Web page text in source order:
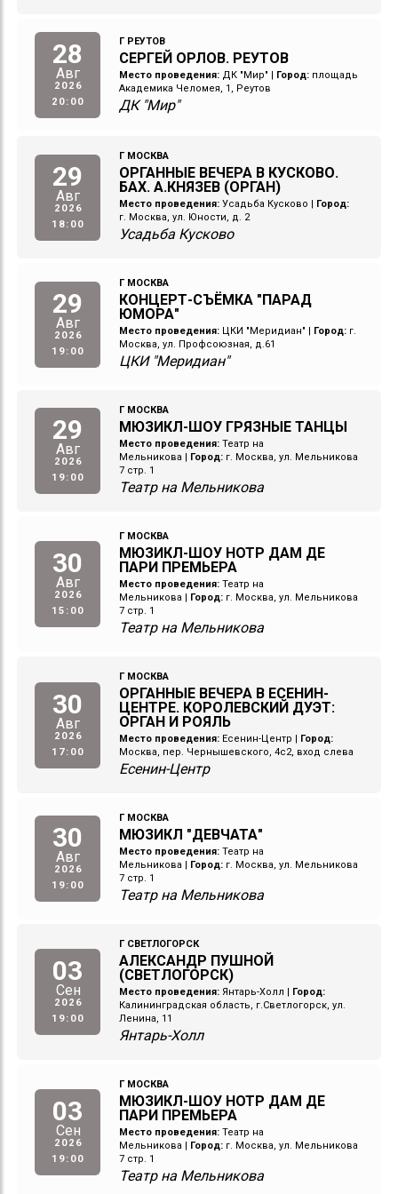
28
Авг
2026
20:00
Г РЕУТОВ
СЕРГЕЙ ОРЛОВ. РЕУТОВ
Место проведения: ДК "Мир" | Город: площадь
Академика Челомея, 1, Реутов
ДК "Мир"
29
Авг
2026
18:00
Г МОСКВА
ОРГАННЫЕ ВЕЧЕРА В КУСКОВО.
БАХ. А.КНЯЗЕВ (ОРГАН)
Место проведения: Усадьба Кусково
Город:
г. Москва, ул. Юности, д. 2
Усадьба Кусково
29
Авг
2026
19:00
Г МОСКВА
КОНЦЕРТ-СЪЁМКА "ПАРАД
ЮМОРА"
Место проведения: ЦКИ "Меридиан" Город: г.
Москва, ул. Профсоюзная, д.61
ЦКИ "Меридиан"
29
Авг
2026
19:00
Г МОСКВА
МЮЗИКЛ-ШОУ ГРЯЗНЫЕ ТАНЦЫ
Место проведения: Театр на
Мельникова
Город: г. Москва, ул. Мельникова
7 стр. 1
Театр на Мельникова
30
Авг
2026
15:00
Г МОСКВА
МЮЗИКЛ-ШОУ НОТР ДАМ ДЕ
ПАРИ ПРЕМЬЕРА
Место проведения: Театр на
Мельникова
Город: г. Москва, ул. Мельникова
7 стр. 1
Театр на Мельникова
30
Авг
2026
17:00
Г МОСКВА
ОРГАННЫЕ ВЕЧЕРА В ЕСЕНИН-
ЦЕНТРЕ. КОРОЛЕВСКИЙ ДУЭТ:
ОРГАН И РОЯЛЬ
Место проведения: Есенин-Центр
Город:
Москва, пер. Чернышевского, 4с2, вход слева
Есенин-Центр
30
Авг
2026
19:00
Г МОСКВА
МЮЗИКЛ "ДЕВЧАТА"
Место проведения: Театр на
Мельникова
Город: г. Москва, ул. Мельникова
7 стр. 1
Театр на Мельникова
03
Сен
2026
19:00
Г СВЕТЛОГОРСК
АЛЕКСАНДР ПУШНОЙ
(СВЕТЛОГОРСК)
Место проведения: Янтарь-Холл
Город:
Калининградская область, г.Светлогорск, ул.
Ленина, 11
Янтарь-Холл
03
Сен
2026
19:00
Г МОСКВА
МЮЗИКЛ-ШОУ НОТР ДАМ ДЕ
ПАРИ ПРЕМЬЕРА
Место проведения: Театр на
Мельникова
Город: г. Москва, ул. Мельникова
7 стр. 1
Театр на Мельникова